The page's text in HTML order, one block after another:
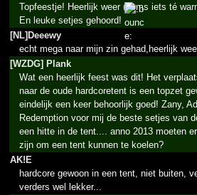
Topfeestje! Heerlijk weer (soms iets té
En leuke setjes gehoord!
[NL]Deeewy
echt mega naar mijn zin gehad,heerlijk
[WZDG] Plank
Wat een heerlijk feest was dit! Het
naar de oude hardcoretent is een topzet
eindelijk een keer behoorlijk goed! Zany,
Redemption voor mij de beste setjes van
een hitte in de tent.... anno 2013 moeten
zijn om een tent kunnen te koelen?
AK!E
hardcore gewoon in een tent, niet buiten,
verders wel lekker...